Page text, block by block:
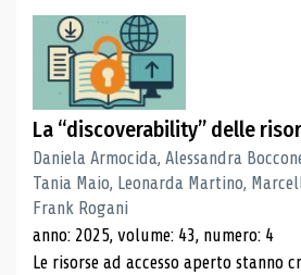
La “discoverability” delle
Daniela Armocida, Alessandra
Tania Maio, Leonarda Martino,
Frank Rogani
anno: 2025, volume: 43, numero: 4
Le risorse ad accesso aperto stanno